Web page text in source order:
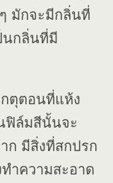
มักจะมีกลิ่นที่
นกลิ่นที่มี
กตุตอนที่แห้ง
ฟิล์มสีนั้นจะ
ก มีสิ่งที่สกปรก
ำความสะอาด